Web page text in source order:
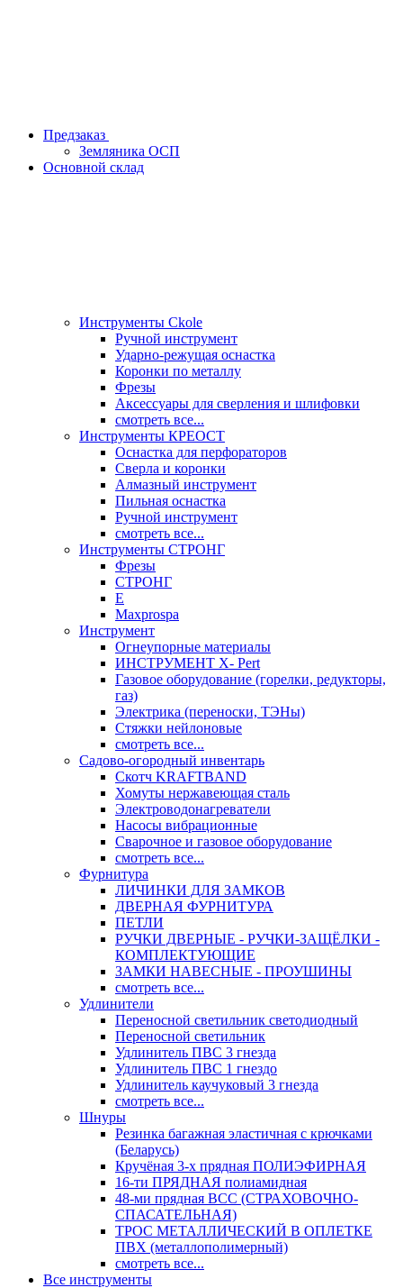
Предзаказ
Земляника ОСП
Основной склад
Инструменты Ckole
Ручной инструмент
Ударно‑режущая оснастка
Коронки по металлу
Фрезы
Аксессуары для сверления и шлифовки
смотреть все...
Инструменты КРЕОСТ
Оснастка для перфораторов
Сверла и коронки
Алмазный инструмент
Пильная оснастка
Ручной инструмент
смотреть все...
Инструменты СТРОНГ
Фрезы
СТРОНГ
Е
Maxprospa
Инструмент
Огнеупорные материалы
ИНСТРУМЕНТ X- Pert
Газовое оборудование (горелки, редукторы,
газ)
Электрика (переноски, ТЭНы)
Стяжки нейлоновые
смотреть все...
Садово-огородный инвентарь
Скотч KRAFTBAND
Хомуты нержавеющая сталь
Электроводонагреватели
Насосы вибрационные
Сварочное и газовое оборудование
смотреть все...
Фурнитура
ЛИЧИНКИ ДЛЯ ЗАМКОВ
ДВЕРНАЯ ФУРНИТУРА
ПЕТЛИ
РУЧКИ ДВЕРНЫЕ - РУЧКИ-ЗАЩЁЛКИ -
КОМПЛЕКТУЮЩИЕ
ЗАМКИ НАВЕСНЫЕ - ПРОУШИНЫ
смотреть все...
Удлинители
Переносной светильник светодиодный
Переносной светильник
Удлинитель ПВС 3 гнезда
Удлинитель ПВС 1 гнездо
Удлинитель каучуковый 3 гнезда
смотреть все...
Шнуры
Резинка багажная эластичная с крючками
(Беларусь)
Кручёная 3-х прядная ПОЛИЭФИРНАЯ
16-ти ПРЯДНАЯ полиамидная
48-ми прядная ВСС (СТРАХОВОЧНО-
СПАСАТЕЛЬНАЯ)
ТРОС МЕТАЛЛИЧЕСКИЙ В ОПЛЕТКЕ
ПВХ (металлополимерный)
смотреть все...
Все инструменты